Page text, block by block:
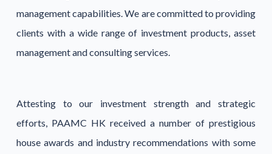
management capabilities. We are committed to providing
clients with a wide range of investment products, asset
management and consulting services.
Attesting to our investment strength and strategic
efforts, PAAMC HK received a number of prestigious
house awards and industry recommendations with some